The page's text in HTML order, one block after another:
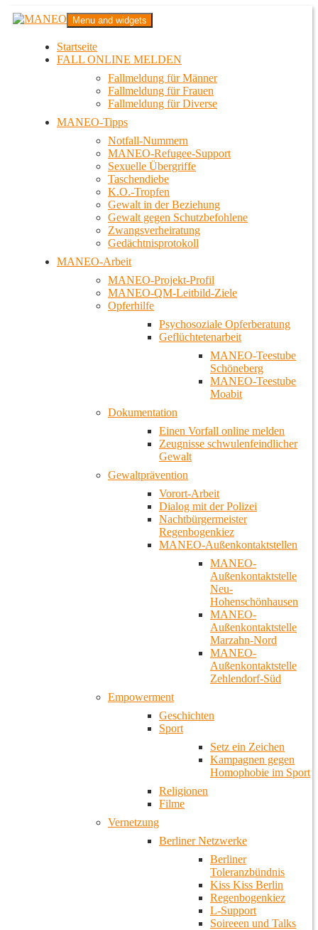
Zum
InhaltMANEO
Das schwule Anti-Gewalt-Projekt in Berlin
Menu and widgets
Startseite
FALL ONLINE MELDEN
Fallmeldung für Männer
Fallmeldung für Frauen
Fallmeldung für Diverse
MANEO-Tipps
Notfall-Nummern
MANEO-Refugee-Support
Sexuelle Übergriffe
Taschendiebe
K.O.-Tropfen
Gewalt in der Beziehung
Gewalt gegen Schutzbefohlene
Zwangsverheiratung
Gedächtnisprotokoll
MANEO-Arbeit
MANEO-Projekt-Profil
MANEO-QM-Leitbild-Ziele
Opferhilfe
Psychosoziale Opferberatung
Geflüchtetenarbeit
MANEO-Teestube
Schöneberg
MANEO-Teestube
Moabit
Dokumentation
Einen Vorfall online melden
Zeugnisse schwulenfeindlicher
Gewalt
Gewaltprävention
Vorort-Arbeit
Dialog mit der Polizei
Nachtbürgermeister
Regenbogenkiez
MANEO-Außenkontaktstellen
MANEO-
Außenkontaktstelle
Neu-
Hohenschönhausen
MANEO-
Außenkontaktstelle
Marzahn-Nord
MANEO-
Außenkontaktstelle
Zehlendorf-Süd
Empowerment
Geschichten
Sport
Setz ein Zeichen
Kampagnen gegen
Homophobie im Sport
Religionen
Filme
Vernetzung
Berliner Netzwerke
Berliner
Toleranzbündnis
Kiss Kiss Berlin
Regenbogenkiez
L-Support
Soireeen und Talks